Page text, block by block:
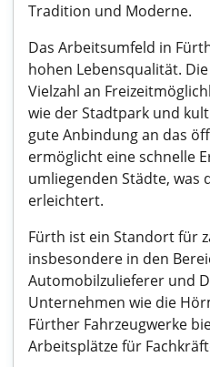
Tradition und Moderne.
Das Arbeitsumfeld in
hohen Lebensqualität.
Vielzahl an
wie der Stadtpark und
gute Anbindung an das
ermöglicht eine schnelle
umliegenden Städte, was
erleichtert.
Fürth ist ein Standort für
insbesondere in den
Automobilzulieferer und
Unternehmen wie die
Fürther Fahrzeugwerke
Arbeitsplätze für